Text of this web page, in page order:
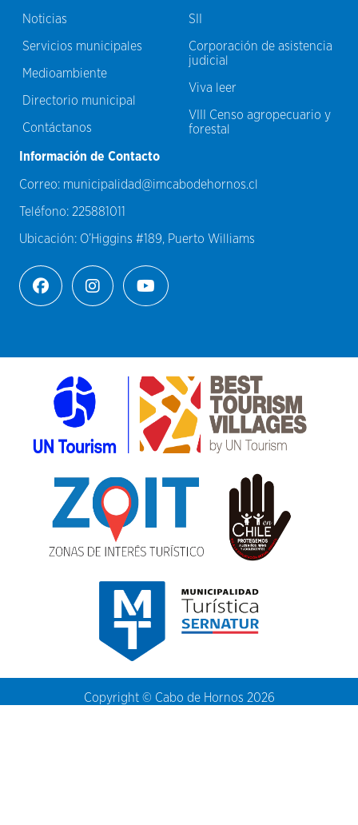
Noticias
Servicios municipales
Medioambiente
Directorio municipal
Contáctanos
SII
Corporación de asistencia
judicial
Viva leer
VIII Censo agropecuario y
forestal
Información de Contacto
Correo: municipalidad@imcabodehornos.cl
Teléfono: 225881011
Ubicación: O’Higgins #189, Puerto Williams
Copyright © Cabo de Hornos 2026